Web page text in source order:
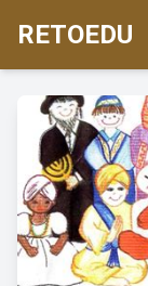
RETOEDU